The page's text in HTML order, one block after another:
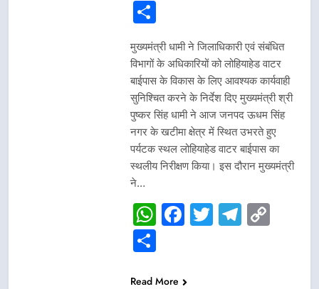
Share
मुख्यमंत्री धामी ने जिलाधिकारी एवं संबंधित
विभागों के अधिकारियों को लोहियाहेड वाटर
बाईपास के विकास के लिए आवश्यक कार्यवाही
सुनिश्चित करने के निर्देश दिए मुख्यमंत्री श्री
पुष्कर सिंह धामी ने आज जनपद ऊधम सिंह
नगर के खटीमा क्षेत्र में स्थित उभरते हुए
पर्यटक स्थल लोहियाहेड वाटर बाईपास का
स्थलीय निरीक्षण किया। इस दौरान मुख्यमंत्री
ने…
WhatsApp
Facebook
Twitter
Share
Read More